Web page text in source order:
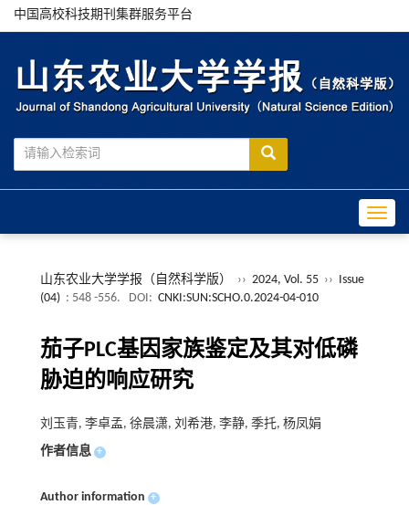
中国高校科技期刊集群服务平台
山东农业大学学报（自然科学版） ›› 2024, Vol. 55 ›› Issue
(04) : 548 -556. DOI: CNKI:SUN:SCHO.0.2024-04-010
茄子PLC基因家族鉴定及其对低磷
胁迫的响应研究
刘玉青, 李卓孟, 徐晨潇, 刘希港, 李静, 季托, 杨凤娟
作者信息 +
Author information +